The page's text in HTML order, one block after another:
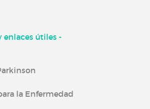
enlaces útiles -
la Enfermedad